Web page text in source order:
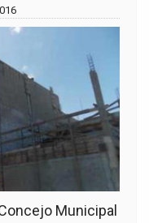
Municipal